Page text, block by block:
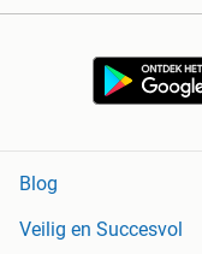
Blog
Veilig en Succesvol